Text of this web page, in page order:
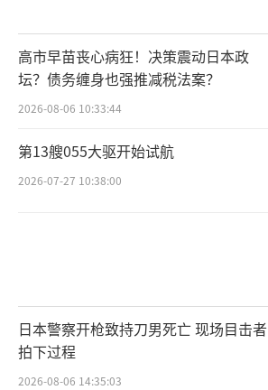
高市早苗丧心病狂！决策震动日本政
坛？债务缠身也强推减税法案？
2026-08-06 10:33:44
第13艘055大驱开始试航
2026-07-27 10:38:00
日本警察开枪致持刀男死亡 现场目击者
拍下过程
2026-08-06 14:35:03